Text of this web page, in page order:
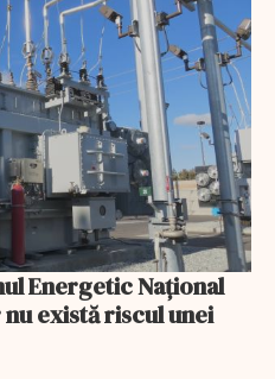
Energetic Național
există riscul unei